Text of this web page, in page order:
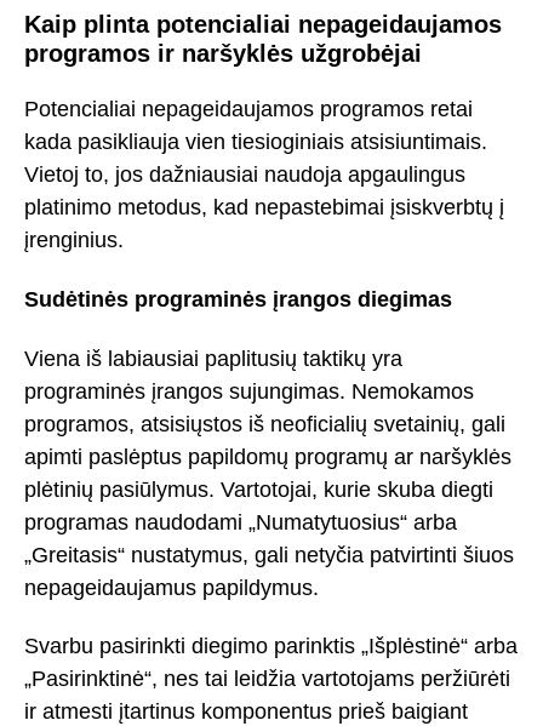
Kaip plinta potencialiai nepageidaujamos
programos ir naršyklės užgrobėjai
Potencialiai nepageidaujamos programos retai
kada pasikliauja vien tiesioginiais atsisiuntimais.
Vietoj to, jos dažniausiai naudoja apgaulingus
platinimo metodus, kad nepastebimai įsiskverbtų į
įrenginius.
Sudėtinės programinės įrangos diegimas
Viena iš labiausiai paplitusių taktikų yra
programinės įrangos sujungimas. Nemokamos
programos, atsisiųstos iš neoficialių svetainių, gali
apimti paslėptus papildomų programų ar naršyklės
plėtinių pasiūlymus. Vartotojai, kurie skuba diegti
programas naudodami „Numatytuosius“ arba
„Greitasis“ nustatymus, gali netyčia patvirtinti šiuos
nepageidaujamus papildymus.
Svarbu pasirinkti diegimo parinktis „Išplėstinė“ arba
„Pasirinktinė“, nes tai leidžia vartotojams peržiūrėti
ir atmesti įtartinus komponentus prieš baigiant